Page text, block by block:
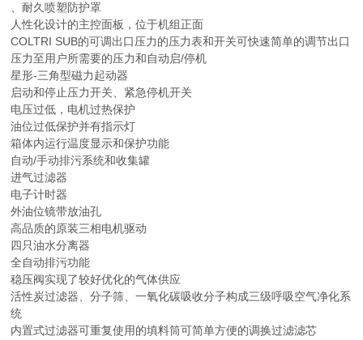
、耐久喷塑防护罩
人性化设计的主控面板，位于机组正面
COLTRI SUB的可调出口压力的压力表和开关可快速简单的调节出口
压力至用户所需要的压力和自动启/停机
星形-三角型磁力起动器
启动和停止压力开关、紧急停机开关
电压过低，电机过热保护
油位过低保护并有指示灯
箱体内运行温度显示和保护功能
自动/手动排污系统和收集罐
进气过滤器
电子计时器
外油位镜带放油孔
高品质的原装三相电机驱动
四只油水分离器
全自动排污功能
稳压阀实现了较好优化的气体供应
活性炭过滤器、分子筛、一氧化碳吸收分子构成三级呼吸空气净化系
统
内置式过滤器可重复使用的填料筒可简单方便的调换过滤滤芯